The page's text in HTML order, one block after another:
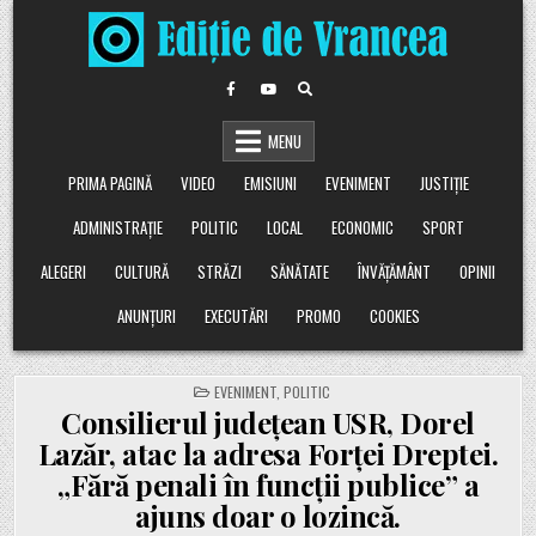
Skip
to
content
MENU
PRIMA PAGINĂ
VIDEO EMISIUNI EVENIMENT
JUSTIȚIE
ADMINISTRAȚIE
POLITIC LOCAL ECONOMIC
SPORT
ALEGERI
CULTURĂ STRĂZI SĂNĂTATE ÎNVĂȚĂMÂNT
OPINII
ANUNȚURI
EXECUTĂRI PROMO COOKIES
POSTED
IN
EVENIMENT POLITIC
Consilierul județean USR, Dorel
Lazăr, atac la adresa Forței Dreptei.
„Fără penali în funcții publice” a
ajuns doar o lozincă.